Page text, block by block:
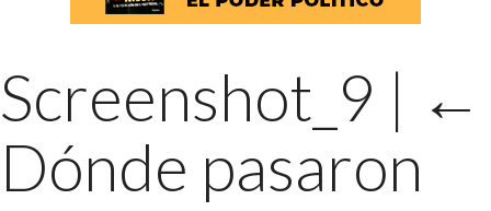
Screenshot_9 | ←
Dónde pasaron